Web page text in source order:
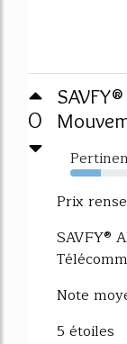
0
49%
Prix
SAVFY®
Note
5 étoiles